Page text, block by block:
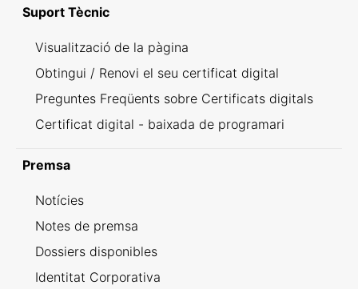
Suport Tècnic
Visualització de la pàgina
Obtingui / Renovi el seu certificat digital
Preguntes Freqüents sobre Certificats digitals
Certificat digital - baixada de programari
Premsa
Notícies
Notes de premsa
Dossiers disponibles
Identitat Corporativa